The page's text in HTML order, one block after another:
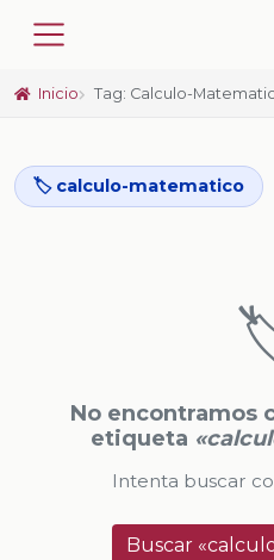
Inicio Tag: Calculo-
🏷️ calculo-matematico
No encontramos
etiqueta
Intenta buscar
Buscar